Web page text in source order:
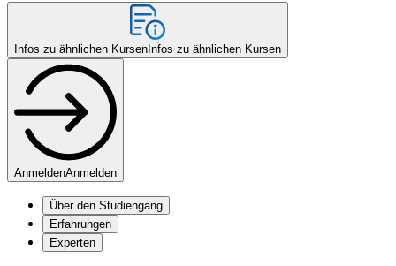
Infos zu ähnlichen Kursen Infos zu ähnlichen Kursen
AnmeldenAnmelden
Über den Studiengang
Erfahrungen
Experten